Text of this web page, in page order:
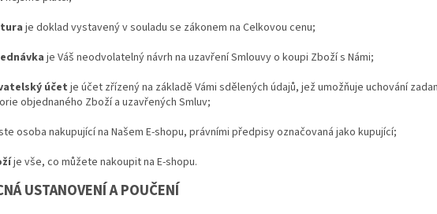
je doklad vystavený v souladu se zákonem na Celkovou cenu;
je Váš neodvolatelný návrh na uzavření Smlouvy o koupi Zboží s Námi;
účet je účet zřízený na základě Vámi sdělených údajů, jež umožňuje uchování
objednaného Zboží a uzavřených Smluv;
osoba nakupující na Našem E-shopu, právními předpisy označovaná jako kupující;
je vše, co můžete nakoupit na E-shopu.
USTANOVENÍ A POUČENÍ